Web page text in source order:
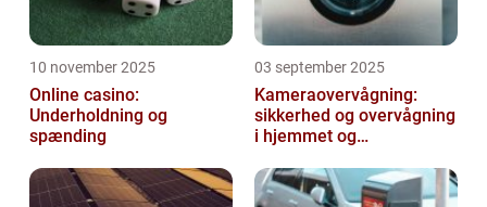
10 november 2025
Online casino:
Underholdning og
spænding
03 september 2025
Kameraovervågning:
sikkerhed og overvågning
i hjemmet og